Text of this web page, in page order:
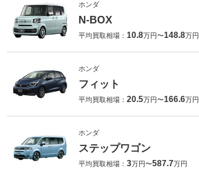
ホンダ
N-BOX
平均買取相場： 10.8万円〜148.8万円
ホンダ
フィット
平均買取相場： 20.5万円〜166.6万円
ホンダ
ステップワゴン
平均買取相場： 3万円〜587.7万円